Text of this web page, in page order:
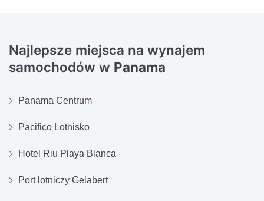
Najlepsze miejsca na wynajem
samochodów w Panama
Panama Centrum
Pacifico Lotnisko
Hotel Riu Playa Blanca
Port lotniczy Gelabert